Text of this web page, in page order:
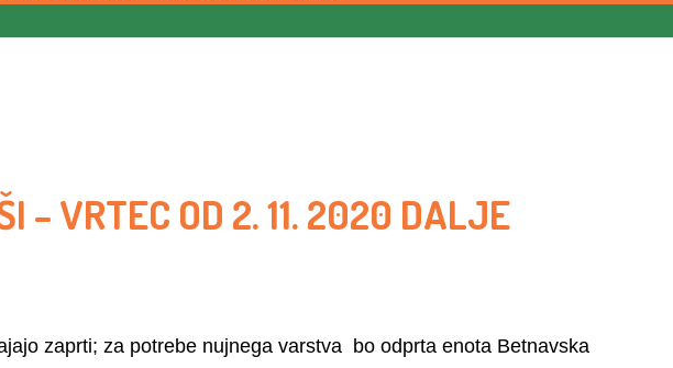
– VRTEC OD 2. 11. 2020 DALJE
zaprti; za potrebe nujnega varstva bo odprta enota Betnavska